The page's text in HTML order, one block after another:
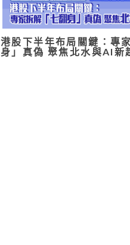
港股下半年布局關鍵：專
身」真偽 聚焦北水與AI新